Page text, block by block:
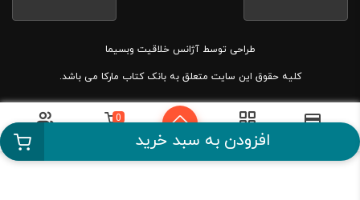
افزودن به سبد خرید
طراحی توسطآژانس خلاقیت وبسیما
کلیه حقوق این سایت متعلق به بانک کتاب مارکا می باشد.
دسته بندی
0
حساب کاربری